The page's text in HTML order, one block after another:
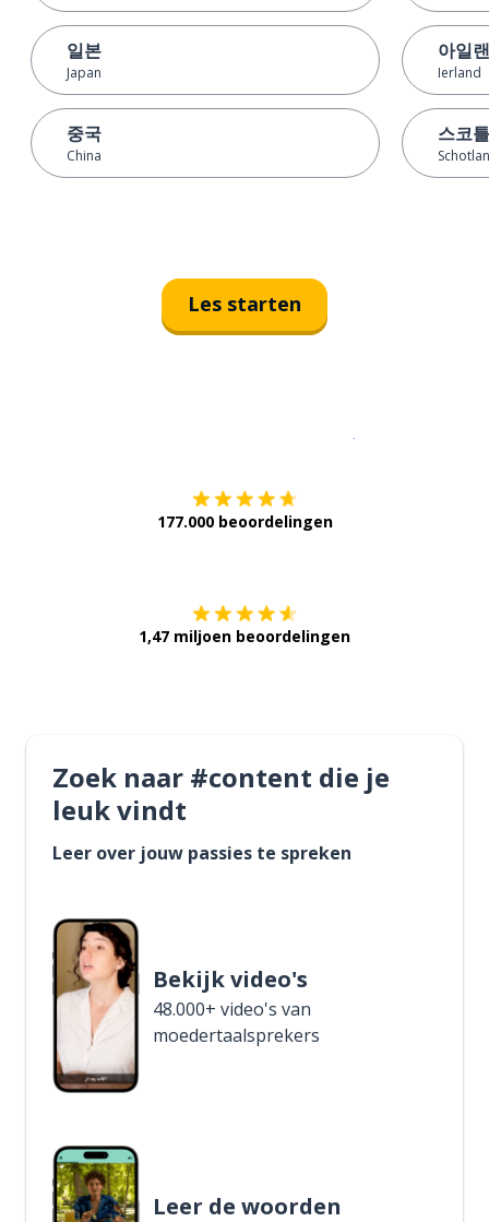
일본
Japan
중국
China
아일
Ierland
스코
Les starten
177.000 beoordelingen
1,47 miljoen beoordelingen
Zoek naar #content die je
leuk vindt
Leer over jouw passies te spreken
Bekijk video's
48.000+ video's van
moedertaalsprekers
Leer de woorden